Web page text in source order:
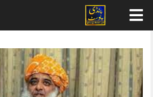
content